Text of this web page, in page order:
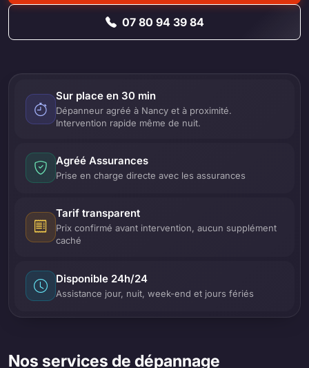
07 80 94 39 84
Sur place en 30 min
Dépanneur agréé à Nancy et à proximité.
Intervention rapide même de nuit.
Agréé Assurances
Prise en charge directe avec les assurances
Tarif transparent
Prix confirmé avant intervention, aucun supplément
caché
Disponible 24h/24
Assistance jour, nuit, week-end et jours fériés
Nos services de dépannage